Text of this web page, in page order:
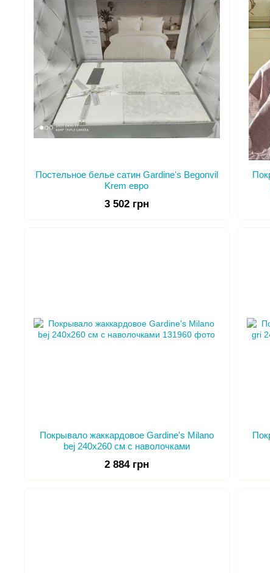
Постельное белье сатин Gardine's Begonvil
Krem евро
3 502 грн
Покрывало жаккардовое Gardine's Milano
bej 240х260 см с наволочками
2 884 грн